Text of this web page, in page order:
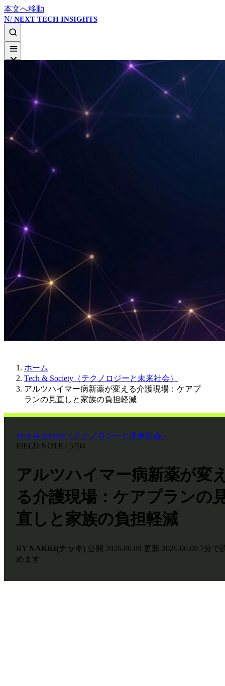
本文へ移動
N/ NEXT TECH INSIGHTS
ホーム
Tech & Society（テクノロジーと未来社会）
アルツハイマー病新薬が変える介護現場：ケアプ
ランの見直しと家族の負担軽減
Tech & Society（テクノロジーと未来社会）
FIELD NOTE / 5704
アルツハイマー病新薬が変
る介護現場：ケアプランの
直しと家族の負担軽減
BY NAKKI(ナッキ) 公開 2026.06.09 更新 2026.06.09 7分で
めます